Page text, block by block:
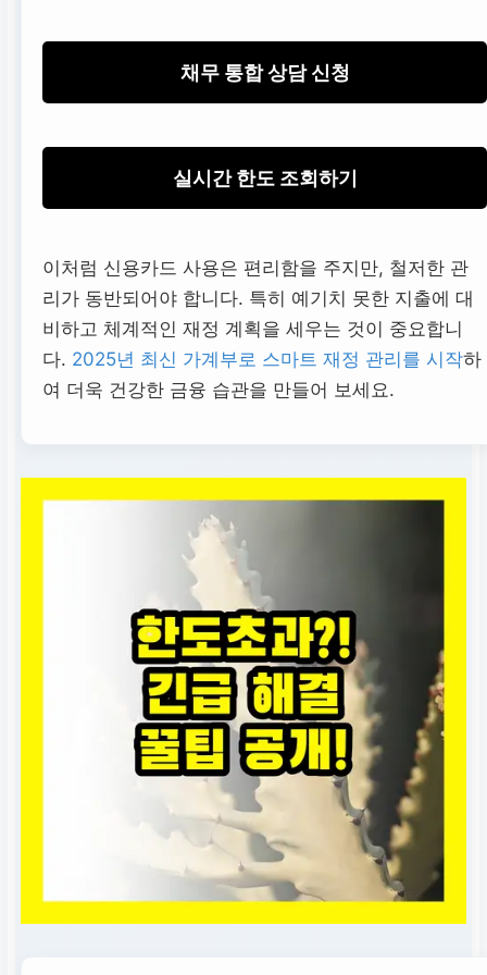
채무 통합 상담 신청
실시간 한도 조회하기
이처럼 신용카드 사용은 편리함을 주지만, 철저한 관
리가 동반되어야 합니다. 특히 예기치 못한 지출에 대
비하고 체계적인 재정 계획을 세우는 것이 중요합니
다. 2025년 최신 가계부로 스마트 재정 관리를 시작하
여 더욱 건강한 금융 습관을 만들어 보세요.